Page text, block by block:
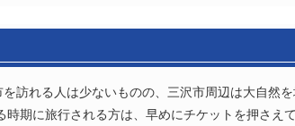
訪れる人は少ないものの、三沢市周辺は大自然
期に旅行される方は、早めにチケットを押さえて